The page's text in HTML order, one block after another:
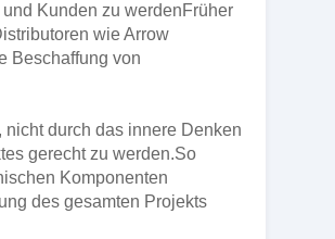
Kunden zu werdenFrüher
wie Arrow
Beschaffung von
durch das innere Denken
gerecht zu werden.So
Komponenten
des gesamten Projekts